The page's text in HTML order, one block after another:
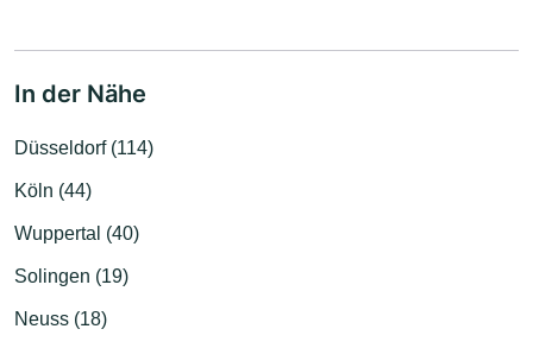
In der Nähe
Düsseldorf (114)
Köln (44)
Wuppertal (40)
Solingen (19)
Neuss (18)